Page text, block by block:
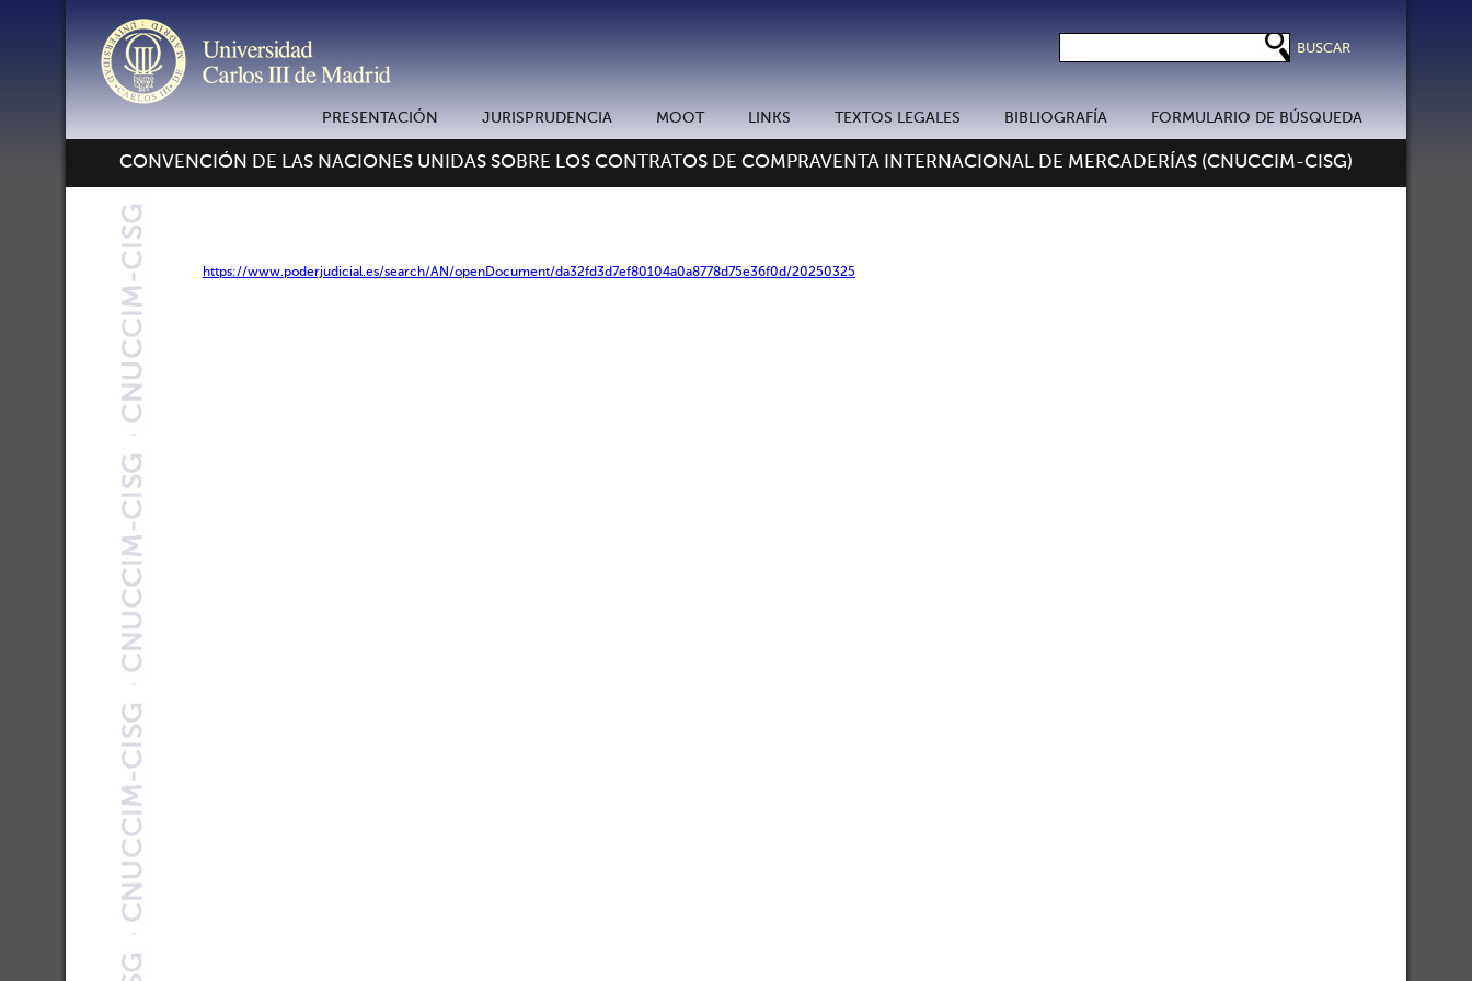
PRESENTACIÓN JURISPRUDENCIA MOOT LINKS TEXTOS LEGALES BIBLIOGRAFÍA FORMULARIO DE BÚSQUEDA
CONVENCIÓN DE LAS NACIONES UNIDAS SOBRE LOS CONTRATOS DE COMPRAVENTA INTERNACIONAL DE MERCADERÍAS (CNUCCIM-CISG)
https://www.poderjudicial.es/search/AN/openDocument/da32fd3d7ef80104a0a8778d75e36f0d/20250325